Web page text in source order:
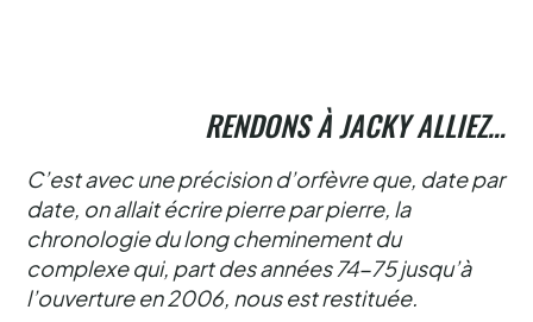
RENDONS À JACKY ALLIEZ…
C’est avec une précision d’orfèvre que, date par
date, on allait écrire pierre par pierre, la
chronologie du long cheminement du
complexe qui, part des années 74-75 jusqu’à
l’ouverture en 2006, nous est restituée.